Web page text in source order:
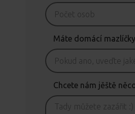
Máte domácí
Chcete nám jěště